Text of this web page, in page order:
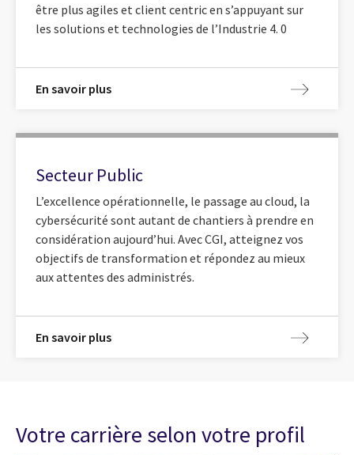
être plus agiles et client centric en s’appuyant sur
les solutions et technologies de l’Industrie 4. 0
En savoir plus
Secteur Public
L’excellence opérationnelle, le passage au cloud, la
cybersécurité sont autant de chantiers à prendre en
considération aujourd’hui. Avec CGI, atteignez vos
objectifs de transformation et répondez au mieux
aux attentes des administrés.
En savoir plus
Votre carrière selon votre profil